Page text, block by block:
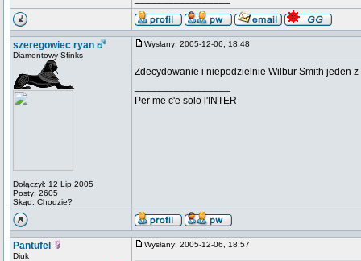
szeregowiec ryan
Diamentowy Sfinks
Dołączył: 12 Lip 2005
Posty: 2605
Skąd: Chodzie?
Wysłany: 2005-12-06, 18:48
Zdecydowanie i niepodzielnie Wilbur Smith jeden z
Per me c'e solo l'INTER
Pantufel
Diuk
Wysłany: 2005-12-06, 18:57